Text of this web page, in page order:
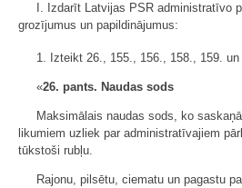
I. Izdarīt Latvijas PSR administratīvo
grozījumus un papildinājumus:
1. Izteikt 26., 155., 156., 158., 159. un
«26. pants. Naudas sods
Maksimālais naudas sods, ko
likumiem uzliek par administratīvajiem
tūkstoši rubļu.
Rajonu, pilsētu, ciematu un pagastu